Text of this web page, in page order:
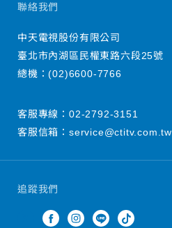
追蹤我們
聯絡我們
中天電視股份有限公司
臺北市內湖區民權東路六段25號
總機：(02)6600-7766
客服專線： 02-2792-3151
客服信箱： service@ctitv.com.tw